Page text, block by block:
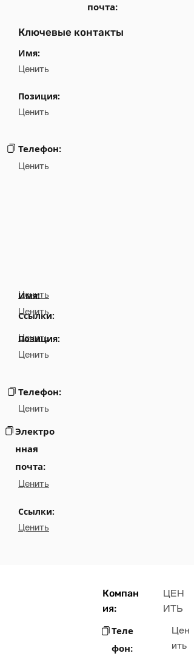
почта:
Ключевые контакты
Имя:
Ценить
Позиция:
Ценить
Телефон:
Ценить
Ценить
Ссылки:
Ценить
Имя:
Ценить
Позиция:
Ценить
Телефон:
Ценить
Электро
нная
почта:
Ценить
Ссылки:
Ценить
Компан
ия:
ЦЕН
ИТЬ
Теле
фон:
Цен
ить